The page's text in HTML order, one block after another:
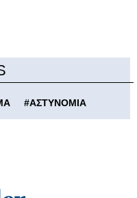
#ΑΣΤΥΝΟΜΙΑ